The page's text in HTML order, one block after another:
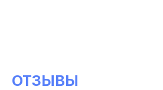
ОТЗЫВЫ